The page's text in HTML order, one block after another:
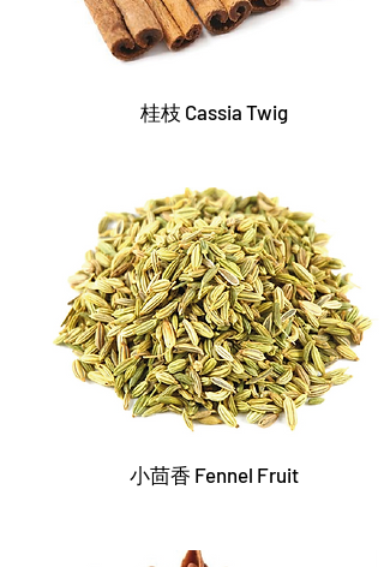
桂枝 Cassia Twig
小茴香 Fennel Fruit